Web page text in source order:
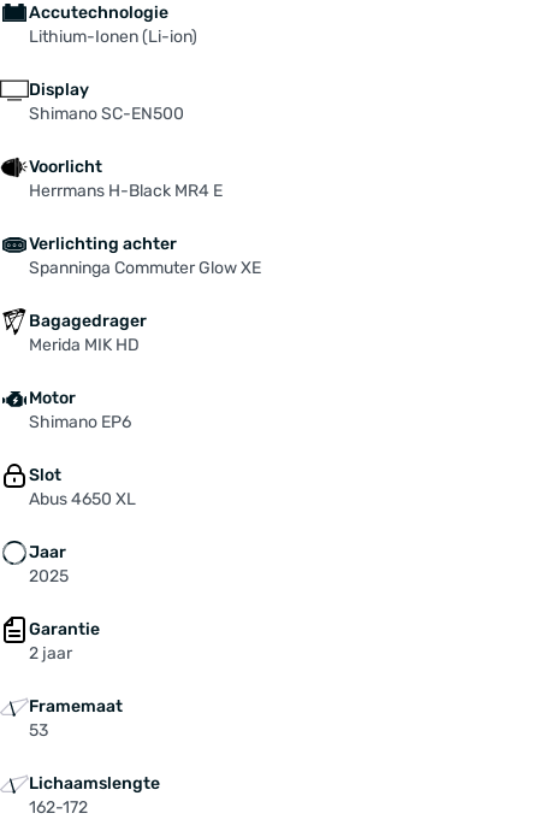
Accutechnologie
Lithium-Ionen (Li-ion)
Display
Shimano SC-EN500
Voorlicht
Herrmans H-Black MR4 E
Verlichting achter
Spanninga Commuter Glow XE
Bagagedrager
Merida MIK HD
Motor
Shimano EP6
Slot
Abus 4650 XL
Jaar
2025
Garantie
2 jaar
Framemaat
53
Lichaamslengte
162-172